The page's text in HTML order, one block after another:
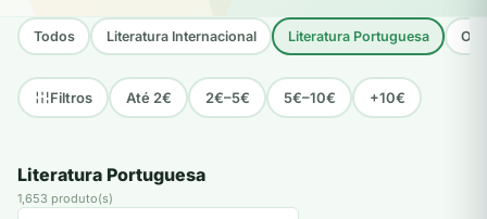
Todos Literatura Internacional Literatura Portuguesa
Filtros Até 2€ 2€–5€ 5€–10€ +10€
Literatura Portuguesa
1,653 produto(s)